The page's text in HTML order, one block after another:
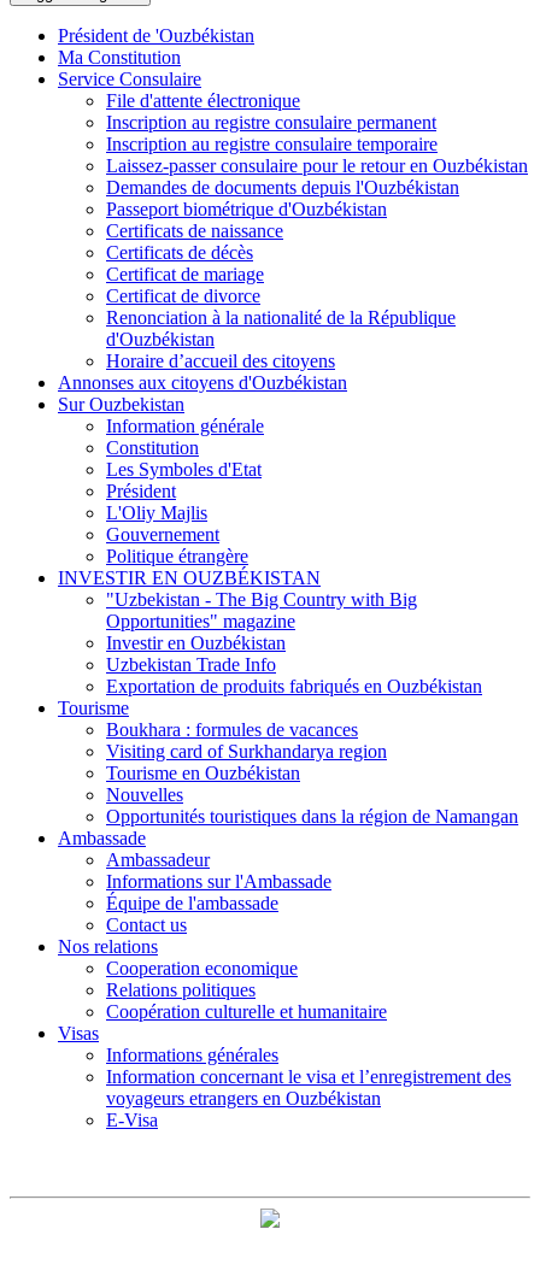
Président de 'Ouzbékistan
Ma Constitution
Service Consulaire
File d'attente électronique
Inscription au registre consulaire permanent
Inscription au registre consulaire temporaire
Laissez-passer consulaire pour le retour en Ouzbékistan
Demandes de documents depuis l'Ouzbékistan
Passeport biométrique d'Ouzbékistan
Certificats de naissance
Certificats de décès
Certificat de mariage
Certificat de divorce
Renonciation à la nationalité de la République
d'Ouzbékistan
Horaire d’accueil des citoyens
Annonses aux citoyens d'Ouzbékistan
Sur Ouzbekistan
Information générale
Constitution
Les Symboles d'Etat
Président
L'Oliy Majlis
Gouvernement
Politique étrangère
INVESTIR EN OUZBÉKISTAN
"Uzbekistan - The Big Country with Big
Opportunities" magazine
Investir en Ouzbékistan
Uzbekistan Trade Info
Exportation de produits fabriqués en Ouzbékistan
Tourisme
Boukhara : formules de vacances
Visiting card of Surkhandarya region
Tourisme en Ouzbékistan
Nouvelles
Opportunités touristiques dans la région de Namangan
Ambassade
Ambassadeur
Informations sur l'Ambassade
Équipe de l'ambassade
Contact us
Nos relations
Cooperation economique
Relations politiques
Coopération culturelle et humanitaire
Visas
Informations générales
Information concernant le visa et l’enregistrement des
voyageurs etrangers en Ouzbékistan
E-Visa